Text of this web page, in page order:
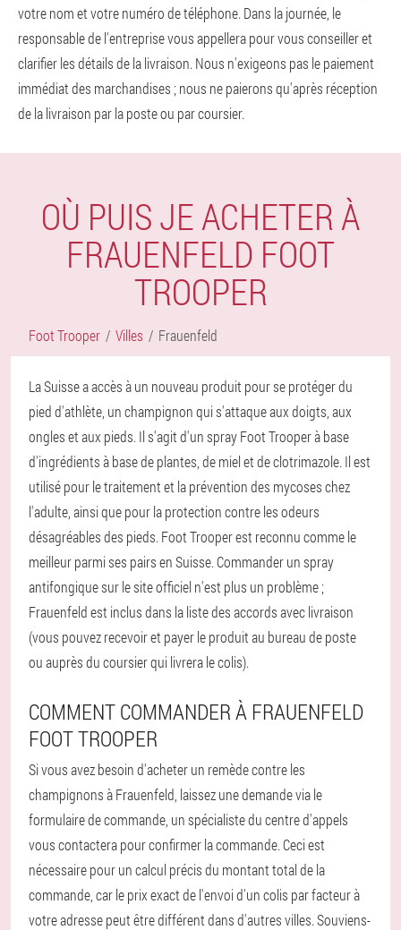
votre nom et votre numéro de téléphone. Dans la journée, le
responsable de l'entreprise vous appellera pour vous conseiller et
clarifier les détails de la livraison. Nous n'exigeons pas le paiement
immédiat des marchandises ; nous ne paierons qu'après réception
de la livraison par la poste ou par coursier.
OÙ PUIS JE ACHETER À
FRAUENFELD FOOT
TROOPER
Foot Trooper Villes Frauenfeld
La Suisse a accès à un nouveau produit pour se protéger du
pied d'athlète, un champignon qui s'attaque aux doigts, aux
ongles et aux pieds. Il s'agit d'un spray Foot Trooper à base
d'ingrédients à base de plantes, de miel et de clotrimazole. Il est
utilisé pour le traitement et la prévention des mycoses chez
l'adulte, ainsi que pour la protection contre les odeurs
désagréables des pieds. Foot Trooper est reconnu comme le
meilleur parmi ses pairs en Suisse. Commander un spray
antifongique sur le site officiel n'est plus un problème ;
Frauenfeld est inclus dans la liste des accords avec livraison
(vous pouvez recevoir et payer le produit au bureau de poste
ou auprès du coursier qui livrera le colis).
COMMENT COMMANDER À FRAUENFELD
FOOT TROOPER
Si vous avez besoin d'acheter un remède contre les
champignons à Frauenfeld, laissez une demande via le
formulaire de commande, un spécialiste du centre d'appels
vous contactera pour confirmer la commande. Ceci est
nécessaire pour un calcul précis du montant total de la
commande, car le prix exact de l'envoi d'un colis par facteur à
votre adresse peut être différent dans d'autres villes. Souviens-